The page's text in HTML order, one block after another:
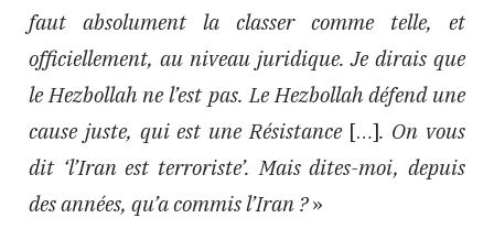
faut absolument la classer comme telle, et
officiellement, au niveau juridique. Je dirais que
le Hezbollah ne l’est pas. Le Hezbollah défend une
cause juste, qui est une Résistance […]. On vous
dit ‘l’Iran est terroriste’. Mais dites-moi, depuis
des années, qu’a commis l’Iran ?»